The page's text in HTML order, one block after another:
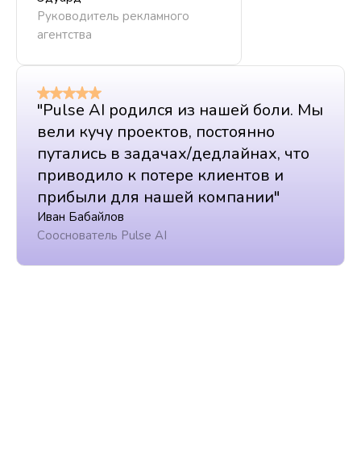
Руководитель рекламного
агентства
"Pulse AI родился из нашей боли. Мы
вели кучу проектов, постоянно
путались в задачах/дедлайнах, что
приводило к потере клиентов и
прибыли для нашей компании"
Иван Бабайлов
Сооснователь Pulse AI